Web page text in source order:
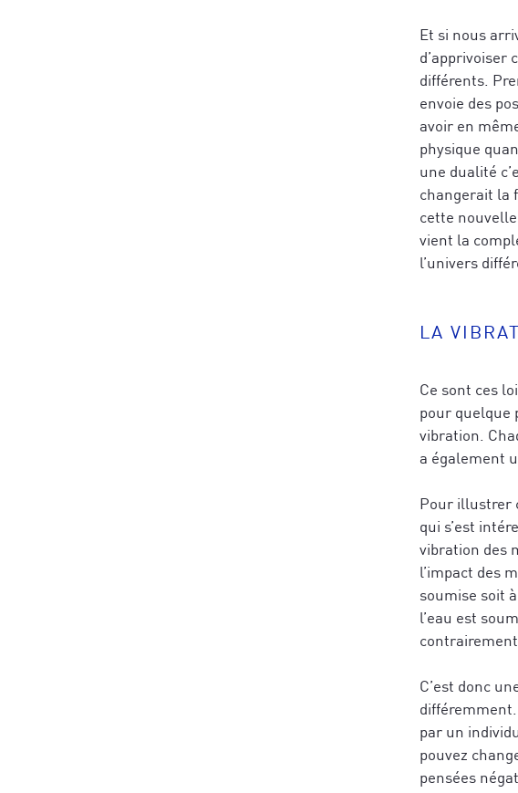
Et si nous
d’apprivoiser
différents.
envoie des
avoir en
physique
une dualité
changerait la
cette
vient la
l’univers
LA
Ce sont ces
pour quelque
vibration.
a également
Pour illustrer
qui s’est
vibration des
l’impact des
soumise soit
l’eau est
C’est donc
par un
pouvez
pensées
Recevez des conseils
découvertes en
Accédez en avant-première à
Pour mieux vous inspirer,
Veuillez vérifier votre